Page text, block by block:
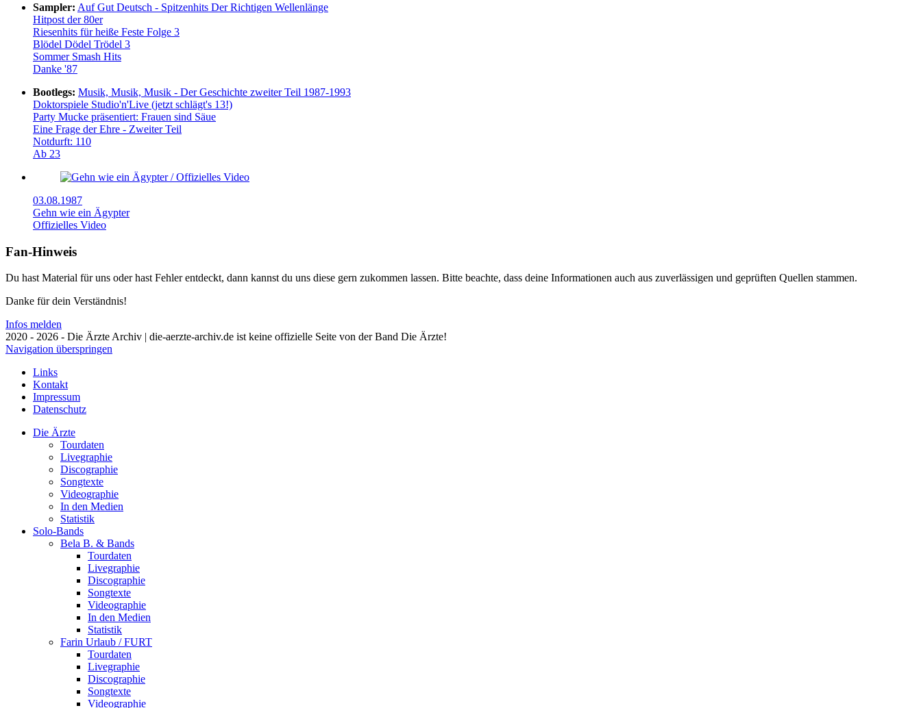
Sampler: Auf Gut Deutsch - Spitzenhits Der Richtigen Wellenlänge
Hitpost der 80er
Riesenhits für heiße Feste Folge 3
Blödel Dödel Trödel 3
Sommer Smash Hits
Danke '87
Bootlegs: Musik, Musik, Musik - Der Geschichte zweiter Teil 1987-1993
Doktorspiele Studio'n'Live (jetzt schlägt's 13!)
Party Mucke präsentiert: Frauen sind Säue
Eine Frage der Ehre - Zweiter Teil
Notdurft: 110
Ab 23
03.08.1987
Gehn wie ein Ägypter
Offizielles Video
Fan-Hinweis
Du hast Material für uns oder hast Fehler entdeckt, dann kannst du uns diese gern zukommen lassen. Bitte beachte, dass deine Informationen auch aus zuverlässigen und geprüften Quellen stammen.
Danke für dein Verständnis!
Infos melden
2020 - 2026 - Die Ärzte Archiv | die-aerzte-archiv.de ist keine offizielle Seite von der Band Die Ärzte!
Navigation überspringen
Links
Kontakt
Impressum
Datenschutz
Die Ärzte
Tourdaten
Livegraphie
Discographie
Songtexte
Videographie
In den Medien
Statistik
Solo-Bands
Bela B. & Bands
Tourdaten
Livegraphie
Discographie
Songtexte
Videographie
In den Medien
Statistik
Farin Urlaub / FURT
Tourdaten
Livegraphie
Discographie
Songtexte
Videographie